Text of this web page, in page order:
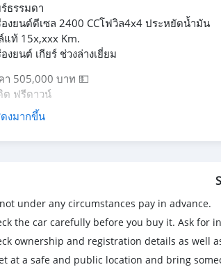
ร์ธรรมดา
องยนต์ดีเซล 2400 CCโฟวิล4x4 ประหยัดน้ำมัน
แท้ 15x,xxx Km.
องยนต์ เกียร์ ช่วงล่างเยี่ยม
า 505,000 บาท 💵
ต ฟรีดาวน์
ลปพฤ บางแค
งมากขึ้น
under any circumstances pay in advance.
the car carefully before you buy it. Ask for
ownership and registration details as well
at a safe and public location and bring